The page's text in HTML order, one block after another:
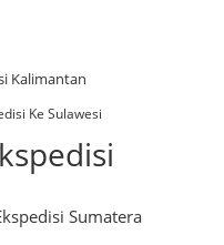
Kalimantan
Ke Sulawesi
Sumatera